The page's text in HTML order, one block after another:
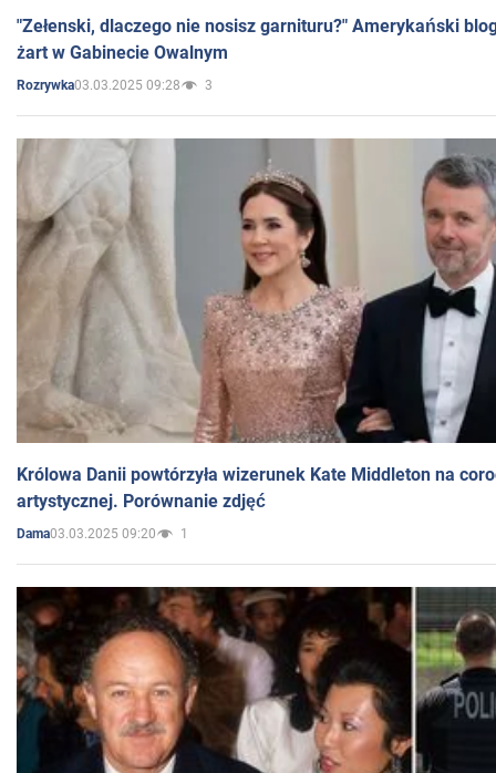
"Zełenski, dlaczego nie nosisz garnituru?" Amerykański
żart w Gabinecie Owalnym
Rozrywka03.03.2025 09:28 3
Królowa Danii powtórzyła wizerunek Kate Middleton na
artystycznej. Porównanie zdjęć
Dama03.03.2025 09:20 1